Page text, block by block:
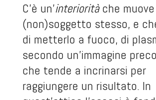
C’è un’interioritàche
(non)soggetto stesso, e
di metterlo a fuoco, di
secondo un’immagine
che tende a incrinarsi per
raggiungere un risultato. In